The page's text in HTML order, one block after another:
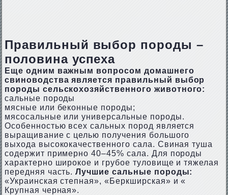
Правильный выбор породы –
половина успеха
Еще одним важным вопросом домашнего
свиноводства является правильный выбор
породы сельскохозяйственного животного:
сальные породы
мясные или беконные породы;
мясосальные или универсальные породы.
Особенностью всех сальных пород является
выращивание с целью получения большого
выхода высококачественного сала. Свиная туша
содержит примерно 40–45% сала. Для породы
характерно широкое и грубое туловище и тяжелая
передняя часть.Лучшие сальные породы:
«Украинская степная», «Беркширская» и «
Крупная черная».